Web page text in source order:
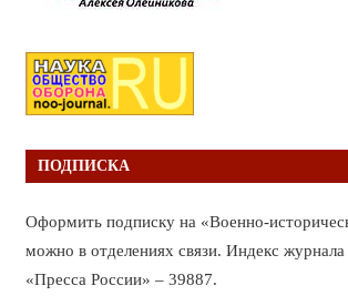
ПОДПИСКА
Оформить подписку на «Военно-
можно в отделениях связи. Индекс
«Пресса России» – 39887.